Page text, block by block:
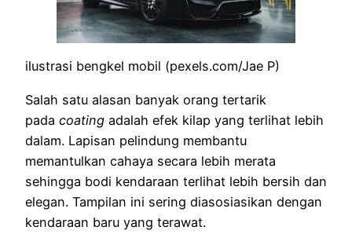
ilustrasi bengkel mobil (pexels.com/Jae P)
Salah satu alasan banyak orang tertarik
pada coating adalah efek kilap yang terlihat lebih
dalam. Lapisan pelindung membantu
memantulkan cahaya secara lebih merata
sehingga bodi kendaraan terlihat lebih bersih dan
elegan. Tampilan ini sering diasosiasikan dengan
kendaraan baru yang terawat.